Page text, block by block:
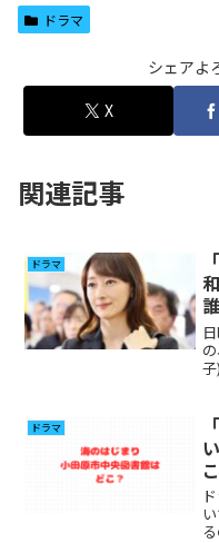
ドラマ
シェアよ
X
関連記事
ドラマ
ドラマ